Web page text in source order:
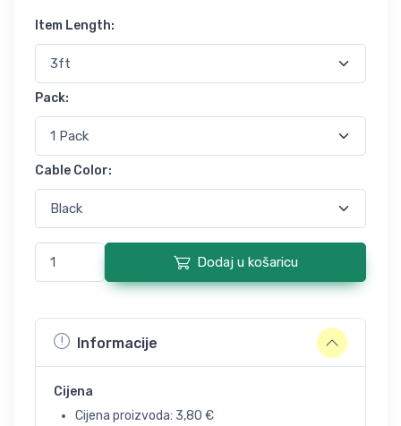
Item Length:
Pack:
Cable Color:
Dodaj u košaricu
Informacije
Cijena
Cijena proizvoda: 3,80 €